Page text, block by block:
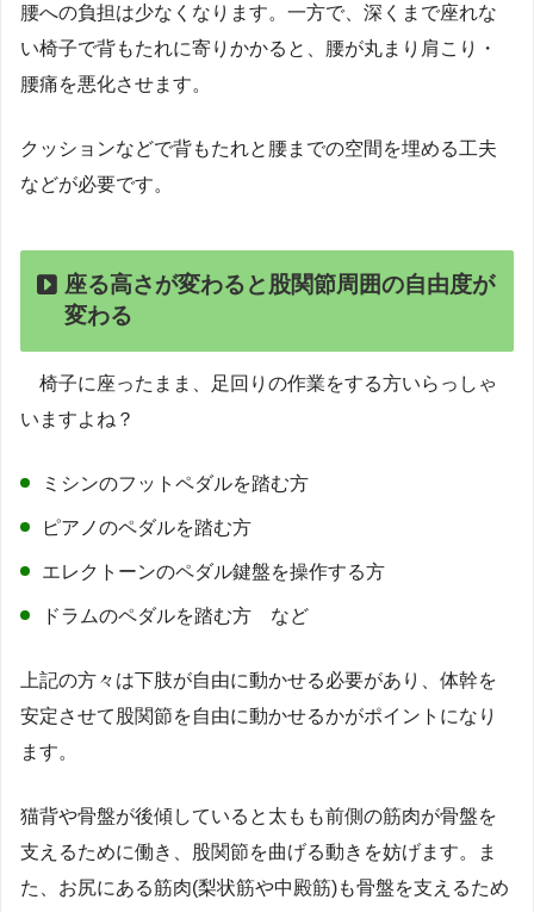
腰への負担は少なくなります。一方で、深くまで座れな
い椅子で背もたれに寄りかかると、腰が丸まり肩こり・
腰痛を悪化させます。
クッションなどで背もたれと腰までの空間を埋める工夫
などが必要です。
座る高さが変わると股関節周囲の自由度が
変わる
椅子に座ったまま、足回りの作業をする方いらっしゃ
いますよね？
ミシンのフットペダルを踏む方
ピアノのペダルを踏む方
エレクトーンのペダル鍵盤を操作する方
ドラムのペダルを踏む方 など
上記の方々は下肢が自由に動かせる必要があり、体幹を
安定させて股関節を自由に動かせるかがポイントになり
ます。
猫背や骨盤が後傾していると太もも前側の筋肉が骨盤を
支えるために働き、股関節を曲げる動きを妨げます。ま
た、お尻にある筋肉(梨状筋や中殿筋)も骨盤を支えるため